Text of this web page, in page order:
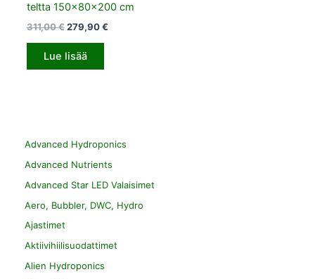
Advanced Hydroponics
Advanced Nutrients
Advanced Star LED Valaisimet
Aero, Bubbler, DWC, Hydro
Ajastimet
Aktiivihiilisuodattimet
Alien Hydroponics
teltta 150x80x200 cm
311,00€ 279,90€
Lue lisää